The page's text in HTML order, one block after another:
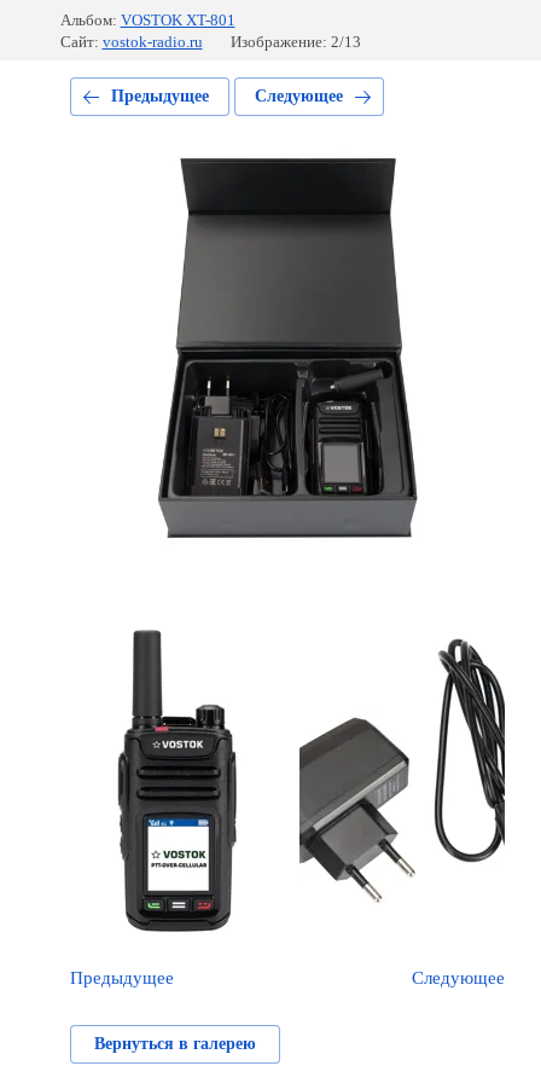
Альбом: VOSTOK XT-801
Сайт: vostok-radio.ru Изображение: 2/13
Предыдущее Следующее
Предыдущее Следующее
Вернуться в галерею